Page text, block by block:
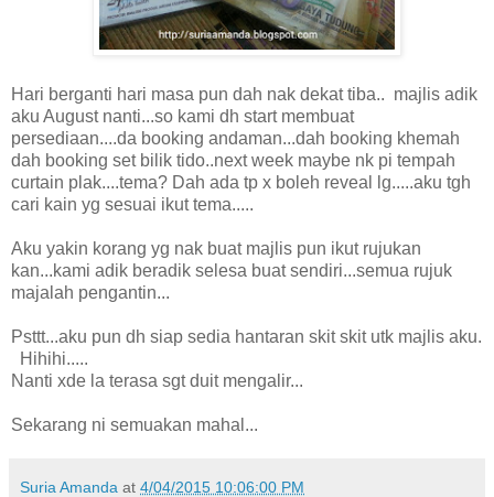
Hari berganti hari masa pun dah nak dekat tiba.. majlis adik
aku August nanti...so kami dh start membuat
persediaan....da booking andaman...dah booking khemah
dah booking set bilik tido..next week maybe nk pi tempah
curtain plak....tema? Dah ada tp x boleh reveal lg.....aku tgh
cari kain yg sesuai ikut tema.....
Aku yakin korang yg nak buat majlis pun ikut rujukan
kan...kami adik beradik selesa buat sendiri...semua rujuk
majalah pengantin...
Psttt...aku pun dh siap sedia hantaran skit skit utk majlis aku.
Hihihi.....
Nanti xde la terasa sgt duit mengalir...
Sekarang ni semuakan mahal...
Suria Amanda at 4/04/2015 10:06:00 PM